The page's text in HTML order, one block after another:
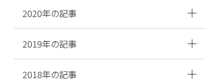
2020年の記事
2019年の記事
2018年の記事